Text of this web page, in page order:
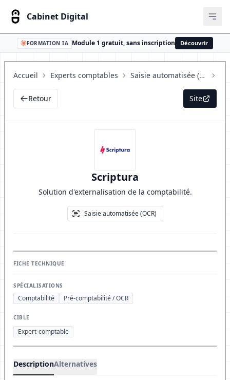
Cabinet Digital
FORMATION IA Module 1 gratuit, sans inscription Découvrir
Accueil Experts comptables Saisie automatisée (OCR)
Retour Site
Scriptura
Solution d'externalisation de la comptabilité.
Saisie automatisée (OCR)
FICHE TECHNIQUE
SPÉCIALISATIONS
Comptabilité Pré-comptabilité / OCR
CIBLE
Expert-comptable
DescriptionAlternatives